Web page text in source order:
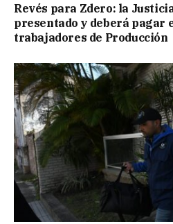
Revés para Zdero: la
presentado y deberá pagar
trabajadores de Producción